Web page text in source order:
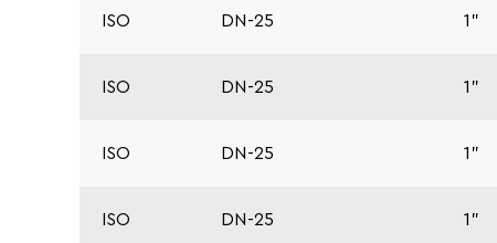
ISO DN-25 1"
ISO DN-25 1"
ISO DN-25 1"
ISO DN-25 1"